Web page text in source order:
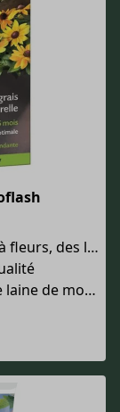
et des arbres fruitiers
de mouton